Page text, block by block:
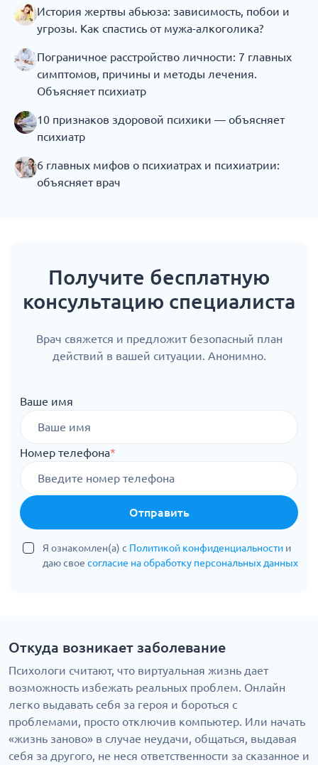
История жертвы абьюза: зависимость, побои и
угрозы. Как спастись от мужа-алкоголика?
Пограничное расстройство личности: 7 главных
симптомов, причины и методы лечения.
Объясняет психиатр
10 признаков здоровой психики — объясняет
психиатр
6 главных мифов о психиатрах и психиатрии:
объясняет врач
Получите бесплатную
консультацию специалиста
Врач свяжется и предложит безопасный план
действий в вашей ситуации. Анонимно.
Ваше имя
Номер телефона*
Отправить
Я ознакомлен(а) с Политикой конфиденциальности и
даю свое согласие на обработку персональных данных
Откуда возникает заболевание
Психологи считают, что виртуальная жизнь дает
возможность избежать реальных проблем. Онлайн
легко выдавать себя за героя и бороться с
проблемами, просто отключив компьютер. Или начать
«жизнь заново» в случае неудачи, общаться, выдавая
себя за другого, не неся ответственности за сказанное и